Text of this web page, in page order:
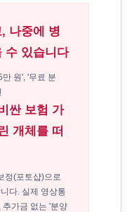
나중에 병
수 있습니다
원', '무료 분
싼 보험 가
개체를 떠
정(포토샵)으로
다. 실제 영상통
가금 없는 '분양